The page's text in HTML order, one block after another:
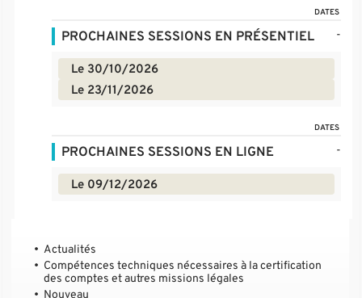
DATES
PROCHAINES SESSIONS EN PRÉSENTIEL -
Le 30/10/2026
Le 23/11/2026
DATES
PROCHAINES SESSIONS EN LIGNE -
Le 09/12/2026
Actualités
Compétences techniques nécessaires à la certification
des comptes et autres missions légales
Nouveau